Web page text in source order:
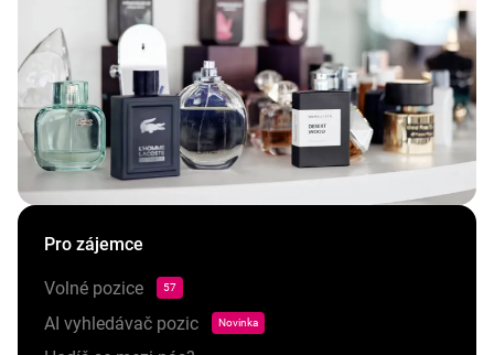
Pro zájemce
Volné pozice 57
AI vyhledávač pozic Novinka